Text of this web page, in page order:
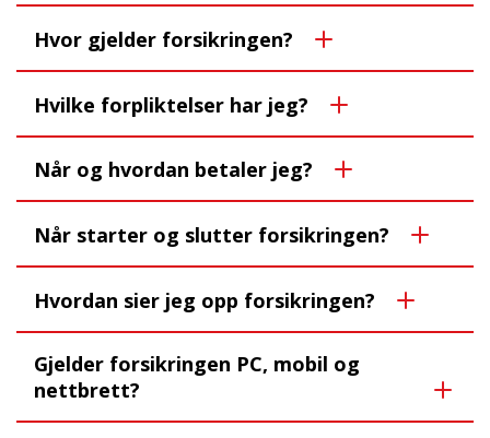
Hvor gjelder forsikringen?
Hvilke forpliktelser har jeg?
Når og hvordan betaler jeg?
Når starter og slutter forsikringen?
Hvordan sier jeg opp forsikringen?
Gjelder forsikringen PC, mobil og
nettbrett?